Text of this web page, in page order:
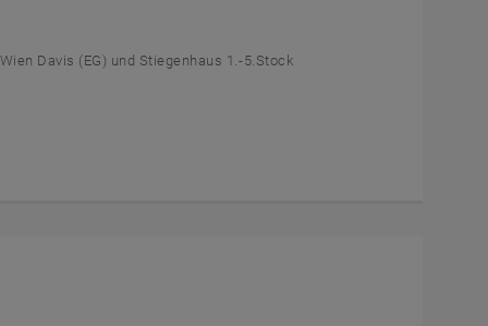
Davis (EG) und Stiegenhaus 1.-5.Stock